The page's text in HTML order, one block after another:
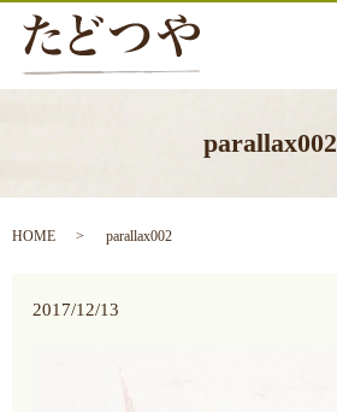
parallax002
HOME parallax002
2017/12/13